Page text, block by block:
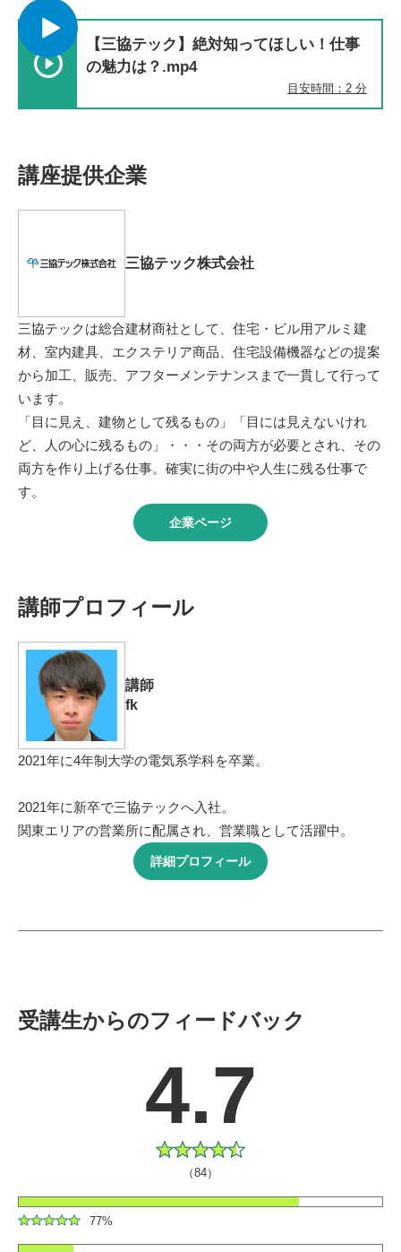
【三協テック】絶対知ってほしい！仕事
の魅力は？.mp4
目安時間：2 分
講座提供企業
三協テック株式会社
三協テックは総合建材商社として、住宅・ビル用アルミ建
材、室内建具、エクステリア商品、住宅設備機器などの提案
から加工、販売、アフターメンテナンスまで一貫して行って
います。
「目に見え、建物として残るもの」「目には見えないけれ
ど、人の心に残るもの」・・・その両方が必要とされ、その
両方を作り上げる仕事。確実に街の中や人生に残る仕事で
す。
企業ページ
講師プロフィール
講師
fk
2021年に4年制大学の電気系学科を卒業。
2021年に新卒で三協テックへ入社。
関東エリアの営業所に配属され、営業職として活躍中。
詳細プロフィール
受講生からのフィードバック
4.7
（84）
77%